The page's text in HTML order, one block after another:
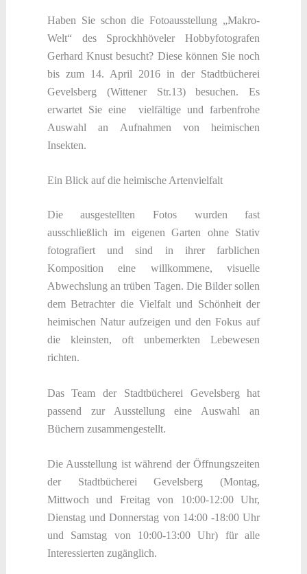
Haben Sie schon die Fotoausstellung „Makro-
Welt“ des Sprockhhöveler Hobbyfotografen
Gerhard Knust besucht? Diese können Sie noch
bis zum 14. April 2016 in der Stadtbücherei
Gevelsberg (Wittener Str.13) besuchen. Es
erwartet Sie eine vielfältige und farbenfrohe
Auswahl an Aufnahmen von heimischen
Insekten.
Ein Blick auf die heimische Artenvielfalt
Die ausgestellten Fotos wurden fast
ausschließlich im eigenen Garten ohne Stativ
fotografiert und sind in ihrer farblichen
Komposition eine willkommene, visuelle
Abwechslung an trüben Tagen. Die Bilder sollen
dem Betrachter die Vielfalt und Schönheit der
heimischen Natur aufzeigen und den Fokus auf
die kleinsten, oft unbemerkten Lebewesen
richten.
Das Team der Stadtbücherei Gevelsberg hat
passend zur Ausstellung eine Auswahl an
Büchern zusammengestellt.
Die Ausstellung ist während der Öffnungszeiten
der Stadtbücherei Gevelsberg (Montag,
Mittwoch und Freitag von 10:00-12:00 Uhr,
Dienstag und Donnerstag von 14:00 -18:00 Uhr
und Samstag von 10:00-13:00 Uhr) für alle
Interessierten zugänglich.